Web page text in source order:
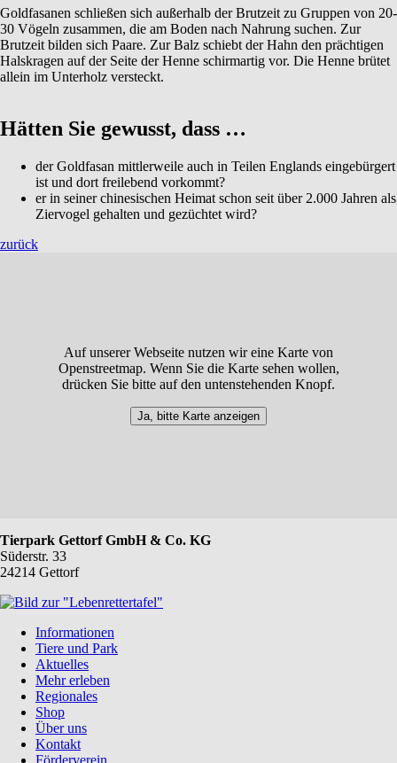
Goldfasanen schließen sich außerhalb der Brutzeit zu Gruppen von 20-
30 Vögeln zusammen, die am Boden nach Nahrung suchen. Zur
Brutzeit bilden sich Paare. Zur Balz schiebt der Hahn den prächtigen
Halskragen auf der Seite der Henne schirmartig vor. Die Henne brütet
allein im Unterholz versteckt.
Hätten Sie gewusst, dass …
der Goldfasan mittlerweile auch in Teilen Englands eingebürgert
ist und dort freilebend vorkommt?
er in seiner chinesischen Heimat schon seit über 2.000 Jahren als
Ziervogel gehalten und gezüchtet wird?
zurück
Auf unserer Webseite nutzen wir eine Karte von
Openstreetmap. Wenn Sie die Karte sehen wollen,
drücken Sie bitte auf den untenstehenden Knopf.
Ja, bitte Karte anzeigen
Tierpark Gettorf GmbH & Co. KG
Süderstr. 33
24214 Gettorf
Navigation
überspringen
Informationen
Tiere und Park
Aktuelles
Mehr erleben
Regionales
Shop
Über uns
Kontakt
Förderverein